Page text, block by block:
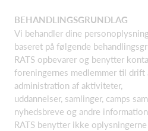
BEHANDLINGSGRUNDLAG
Vi behandler dine
baseret på følgende
RATS opbevarer og benytter
foreningernes medlemmer til drift
administration af aktiviteter,
uddannelser, samlinger, camps
nyhedsbreve og andre
RATS benytter ikke